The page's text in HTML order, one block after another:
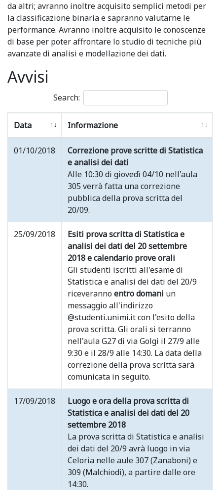
da altri; avranno inoltre acquisito semplici metodi per
la classificazione binaria e sapranno valutarne le
performance. Avranno inoltre acquisito le conoscenze
di base per poter affrontare lo studio di tecniche più
avanzate di analisi e modellazione dei dati.
Avvisi
Search:
Data Informazione
01/10/2018
Correzione prove scritte di Statistica
e analisi dei dati
Alle 10:30 di giovedì 04/10 nell'aula
305 verrà fatta una correzione
pubblica della prova scritta del
20/09.
25/09/2018
Esiti prova scritta di Statistica e
analisi dei dati del 20 settembre
2018 e calendario prove orali
Gli studenti iscritti all'esame di
Statistica e analisi dei dati del 20/9
riceverannoentro domani un
messaggio all'indirizzo
@studenti.unimi.it con l'esito della
prova scritta. Gli orali si terranno
nell'aula G27 di via Golgi il 27/9 alle
9:30 e il 28/9 alle 14:30. La data della
correzione della prova scritta sarà
comunicata in seguito.
17/09/2018
Luogo e ora della prova scritta di
Statistica e analisi dei dati del 20
settembre 2018
La prova scritta di Statistica e analisi
dei dati del 20/9 avrà luogo in via
Celoria nelle aule 307 (Zanaboni) e
309 (Malchiodi), a partire dalle ore
14:30.